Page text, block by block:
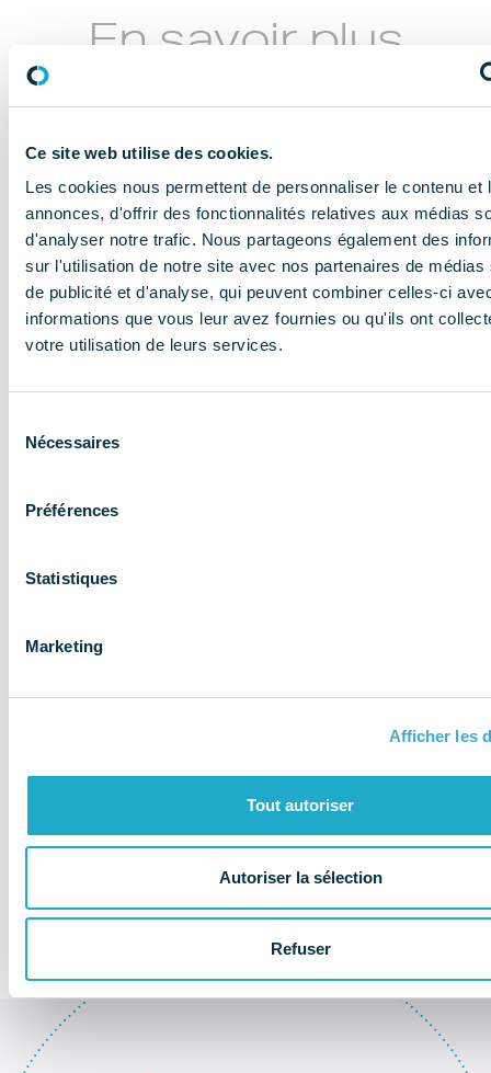
Ce site web utilise des cookies.
Les cookies nous permettent de personnaliser le contenu et
annonces, d'offrir des fonctionnalités relatives aux médias
d'analyser notre trafic. Nous partageons également des
sur l'utilisation de notre site avec nos partenaires de médias
de publicité et d'analyse, qui peuvent combiner celles-ci
informations que vous leur avez fournies ou qu'ils ont
votre utilisation de leurs services.
Nécessaires
Préférences
Statistiques
Marketing
Afficher les
Tout autoriser
Autoriser la sélection
Refuser
En savoir plus
NOS MISSIONS
Le COMIDENT
apporte son
entreprises et
les accompagne
Au coeur de la
santé dentaire